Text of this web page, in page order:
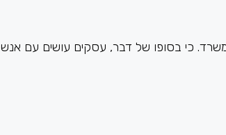
כי בסופו של דבר, עסקים עושים עם